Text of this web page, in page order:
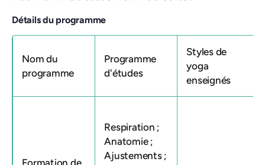
Détails du programme
Nom du
programme
Programme
d'études
Styles de
yoga
enseignés
Formation de
Respiration ;
Anatomie ;
Ajustements ;